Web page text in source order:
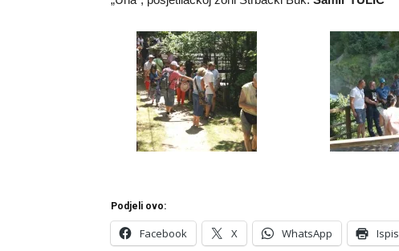
Podjeli ovo:
Facebook X WhatsApp Ispis